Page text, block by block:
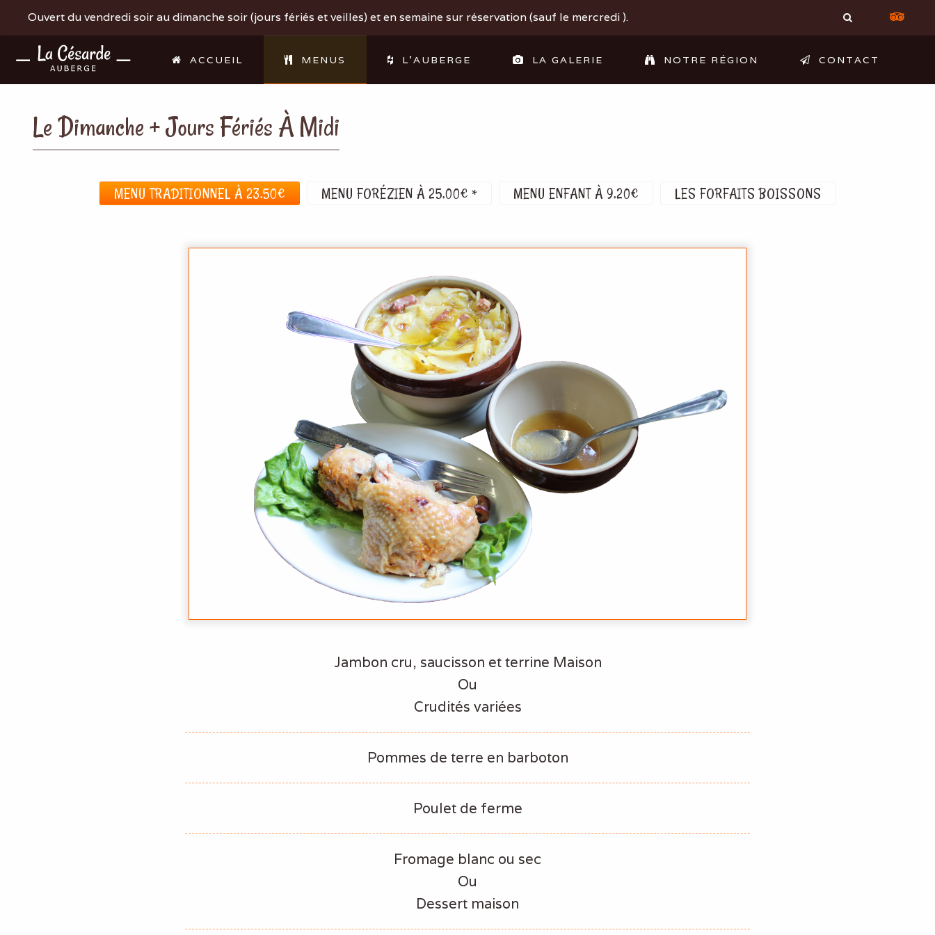
Ouvert du vendredi soir au dimanche soir (jours fériés et veilles) et en semaine sur réservation (sauf le mercredi ).
ACCUEIL MENUS L'AUBERGE LA GALERIE NOTRE RÉGION CONTACT
Le Dimanche + Jours Fériés À Midi
MENU TRADITIONNEL À 23,50€ MENU FORÉZIEN À 25,00€ * MENU ENFANT À 9,20€ LES FORFAITS BOISSONS
Jambon cru, saucisson et terrine Maison
Ou
Crudités variées
Pommes de terre en barboton
Poulet de ferme
Fromage blanc ou sec
Ou
Dessert maison